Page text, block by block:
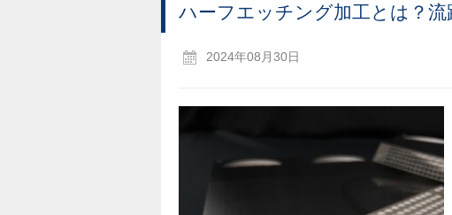
ハーフエッチング加工とは？
2024年08月30日